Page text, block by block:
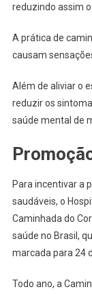
reduzindo assim
A prática de
causam
Além de aliviar o
reduzir os
saúde mental de
Para incentivar a
saudáveis, o
Caminhada do
saúde no Brasil,
marcada para 24
Todo ano, a